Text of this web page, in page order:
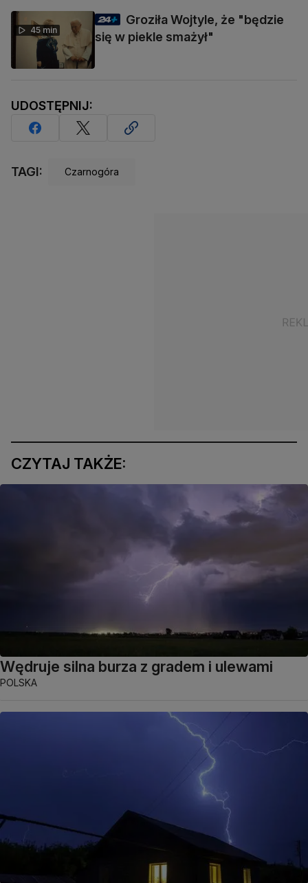
45 min
Groziła Wojtyle, że "będzie
się w piekle smażył"
UDOSTĘPNIJ:
TAGI: Czarnogóra
CZYTAJ TAKŻE:
Wędruje silna burza z gradem i ulewami
POLSKA